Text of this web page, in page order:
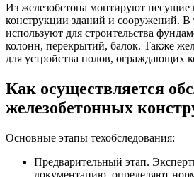
Из железобетона монтируют
конструкции зданий и сооружений. В
используют для строительства
колонн, перекрытий, балок. Также
для устройства полов, ограждающих
Как осуществляется
железобетонных
Основные этапы техобследования:
Предварительный этап.
документацию, определяют